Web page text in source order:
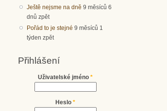
Ještě nejsme na dně 9 měsíců 6
dnů zpět
Pořád to je stejné 9 měsíců 1
týden zpět
Přihlášení
Uživatelské jméno *
Heslo *